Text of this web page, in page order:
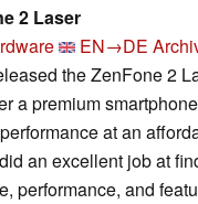
2 Laser
EN→DE
the ZenFone 2
a premium
at an
an excellent job at
performance, and